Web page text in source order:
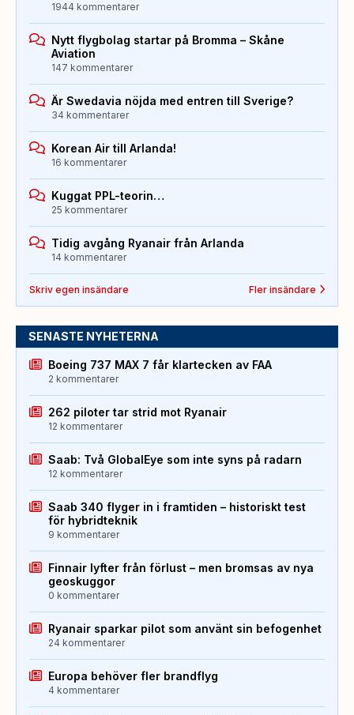
1944 kommentarer
Nytt flygbolag startar på Bromma – Skåne
Aviation
147 kommentarer
Är Swedavia nöjda med entren till Sverige?
34 kommentarer
Korean Air till Arlanda!
16 kommentarer
Kuggat PPL-teorin…
25 kommentarer
Tidig avgång Ryanair från Arlanda
14 kommentarer
Skriv egen insändare Fler insändare
SENASTE NYHETERNA
Boeing 737 MAX 7 får klartecken av FAA
2 kommentarer
262 piloter tar strid mot Ryanair
12 kommentarer
Saab: Två GlobalEye som inte syns på radarn
12 kommentarer
Saab 340 flyger in i framtiden – historiskt test
för hybridteknik
9 kommentarer
Finnair lyfter från förlust – men bromsas av nya
geoskuggor
0 kommentarer
Ryanair sparkar pilot som använt sin befogenhet
24 kommentarer
Europa behöver fler brandflyg
4 kommentarer